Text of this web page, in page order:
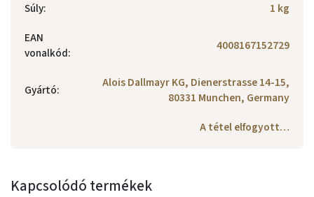
Súly:
1 kg
EAN
vonalkód: 4008167152729
Gyártó:
Alois Dallmayr KG, Dienerstrasse 14-15,
80331 Munchen, Germany
A tétel elfogyott…
Kapcsolódó termékek